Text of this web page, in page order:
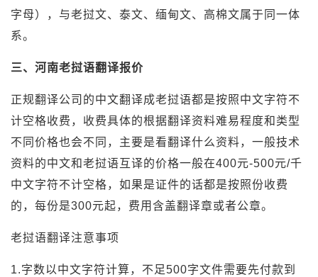
字母），与老挝文、泰文、缅甸文、高棉文属于同一体
系。
三、河南老挝语翻译报价
正规翻译公司的中文翻译成老挝语都是按照中文字符不
计空格收费，收费具体的根据翻译资料难易程度和类型
不同价格也会不同，主要是看翻译什么资料，一般技术
资料的中文和老挝语互译的价格一般在400元-500元/千
中文字符不计空格，如果是证件的话都是按照份收费
的，每份是300元起，费用含盖翻译章或者公章。
老挝语翻译注意事项
1.字数以中文字符计算，不足500字文件需要先付款到